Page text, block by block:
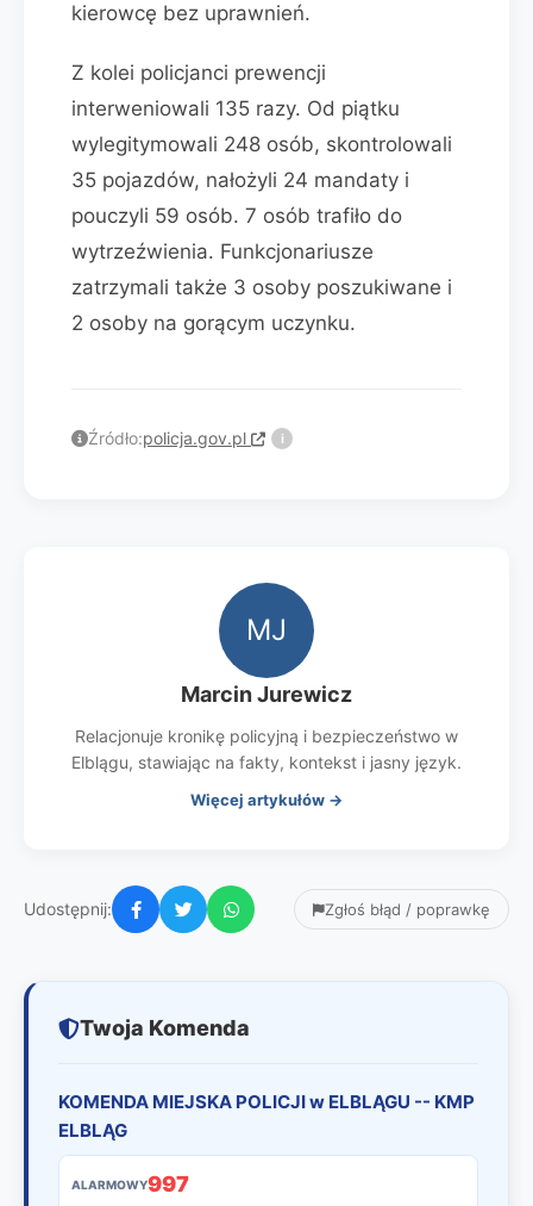
kierowcę bez uprawnień.
Z kolei policjanci prewencji
interweniowali 135 razy. Od piątku
wylegitymowali 248 osób, skontrolowali
35 pojazdów, nałożyli 24 mandaty i
pouczyli 59 osób. 7 osób trafiło do
wytrzeźwienia. Funkcjonariusze
zatrzymali także 3 osoby poszukiwane i
2 osoby na gorącym uczynku.
Źródło:policja.gov.pl i
MJ
Marcin Jurewicz
Relacjonuje kronikę policyjną i bezpieczeństwo w
Elblągu, stawiając na fakty, kontekst i jasny język.
Więcej artykułów →
Udostępnij: Zgłoś błąd / poprawkę
Twoja Komenda
KOMENDA MIEJSKA POLICJI w ELBLĄGU -- KMP
ELBLĄG
ALARMOWY997